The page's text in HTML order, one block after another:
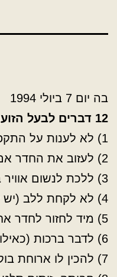
בה יום 7 ביולי 1994
12 דברים לבעל הזועף
1) לא לענות על התקפות
2) לעזוב את החדר אם אפשר
3) ללכת לנשום אוויר במרפסת
4) לא לקחת ללב (יש לך רק לב אחד)
5) מיד לחזור לחדר אחרי שנרגעת
6) לדבר ברכות (כאילו לא קרה כלום)
7) להכין לו ארוחת בוקר טובה